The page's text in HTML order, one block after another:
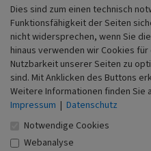
Literatur
Andernach, Norbert
Städteatlas, Lieferung
Dehio, Georg (1969)
Kunstdenkmäler.
Geißler, Ute (1993)
Niederrhein und ihre
Dies sind zum einen technisch
Funktionsfähigkeit der Seiten
nicht widersprechen, wenn Sie
hinaus verwenden wir Cookies
Nutzbarkeit unserer Seiten zu
sind. Mit Anklicken des Buttons
Weitere Informationen finden Sie
Impressum | Datenschutz
Notwendige Cookies
Webanalyse